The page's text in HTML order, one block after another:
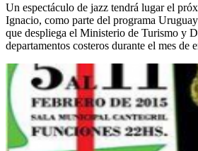
Un espectáculo de jazz tendrá lugar el
Ignacio, como parte del programa
que despliega el Ministerio de Turismo y
departamentos costeros durante el mes de